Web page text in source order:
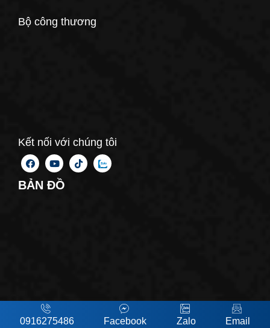
Bộ công thương
Kết nối với chúng tôi
BẢN ĐỒ
0916275486 Facebook Zalo Email